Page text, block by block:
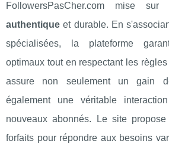
FollowersPasCher.com mise
authentique et durable. En
spécialisées, la plateforme
optimaux tout en respectant les
assure non seulement un gain
également une véritable
nouveaux abonnés. Le site
forfaits pour répondre aux besoins